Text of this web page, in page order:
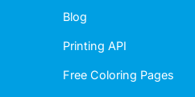
Blog
Printing API
Free Coloring Pages